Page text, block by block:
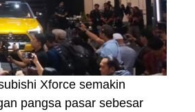
Xforce semakin
pangsa pasar sebesar